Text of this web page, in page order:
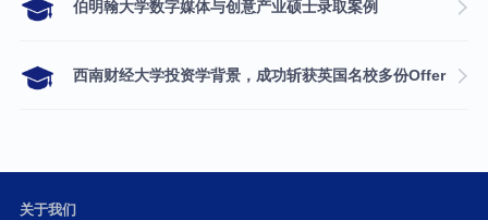
伯明翰大学数字媒体与创意产业硕士录取案例
西南财经大学投资学背景，成功斩获英国名校多份Offer
关于我们